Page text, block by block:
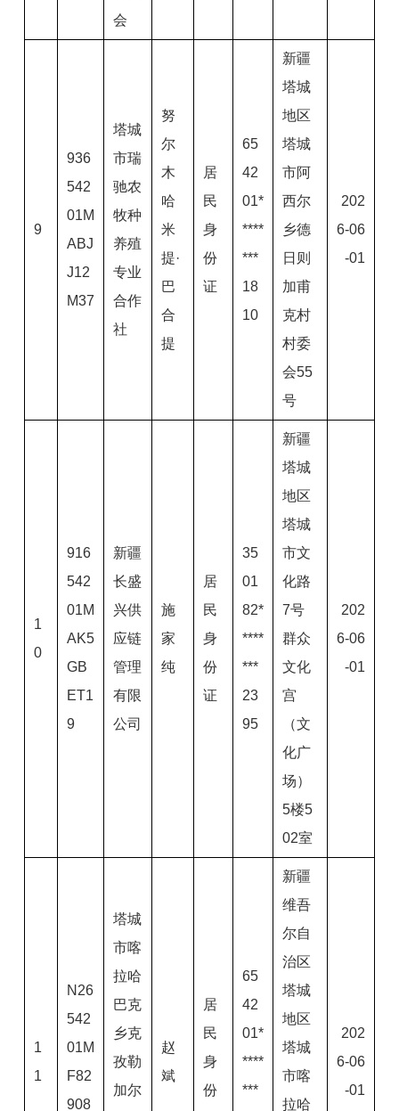
会
9
936
542
01M
ABJ
J12
M37
塔城
市瑞
驰农
牧种
养殖
专业
合作
社
努
尔
木
哈
米
提·
巴
合
提
居
民
身
份
证
65
42
01*
****
***
18
10
新疆
塔城
地区
塔城
市阿
西尔
乡德
日则
加甫
克村
村委
会55
号
202
6-06
-01
1
0
916
542
01M
AK5
GB
ET1
9
新疆
长盛
兴供
应链
管理
有限
公司
施
家
纯
居
民
身
份
证
35
01
82*
****
***
23
95
新疆
塔城
地区
塔城
市文
化路
7号
群众
文化
宫
（文
化广
场）
5楼5
02室
202
6-06
-01
1
1
N26
542
01M
F82
908
塔城
市喀
拉哈
巴克
乡克
孜勒
加尔
赵
斌
居
民
身
份
65
42
01*
****
***
新疆
维吾
尔自
治区
塔城
地区
塔城
市喀
拉哈
202
6-06
-01